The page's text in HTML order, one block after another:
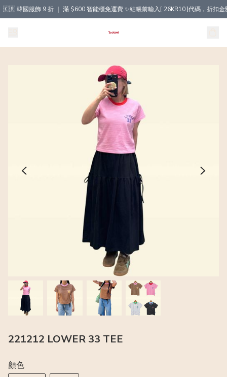
🇰🇷 韓國服飾 9 折 ｜ 滿 $600 智能櫃免運費 ✨結帳前輸入[ 26KR10 ]代碼，折扣金
221212 LOWER 33 TEE
顏色